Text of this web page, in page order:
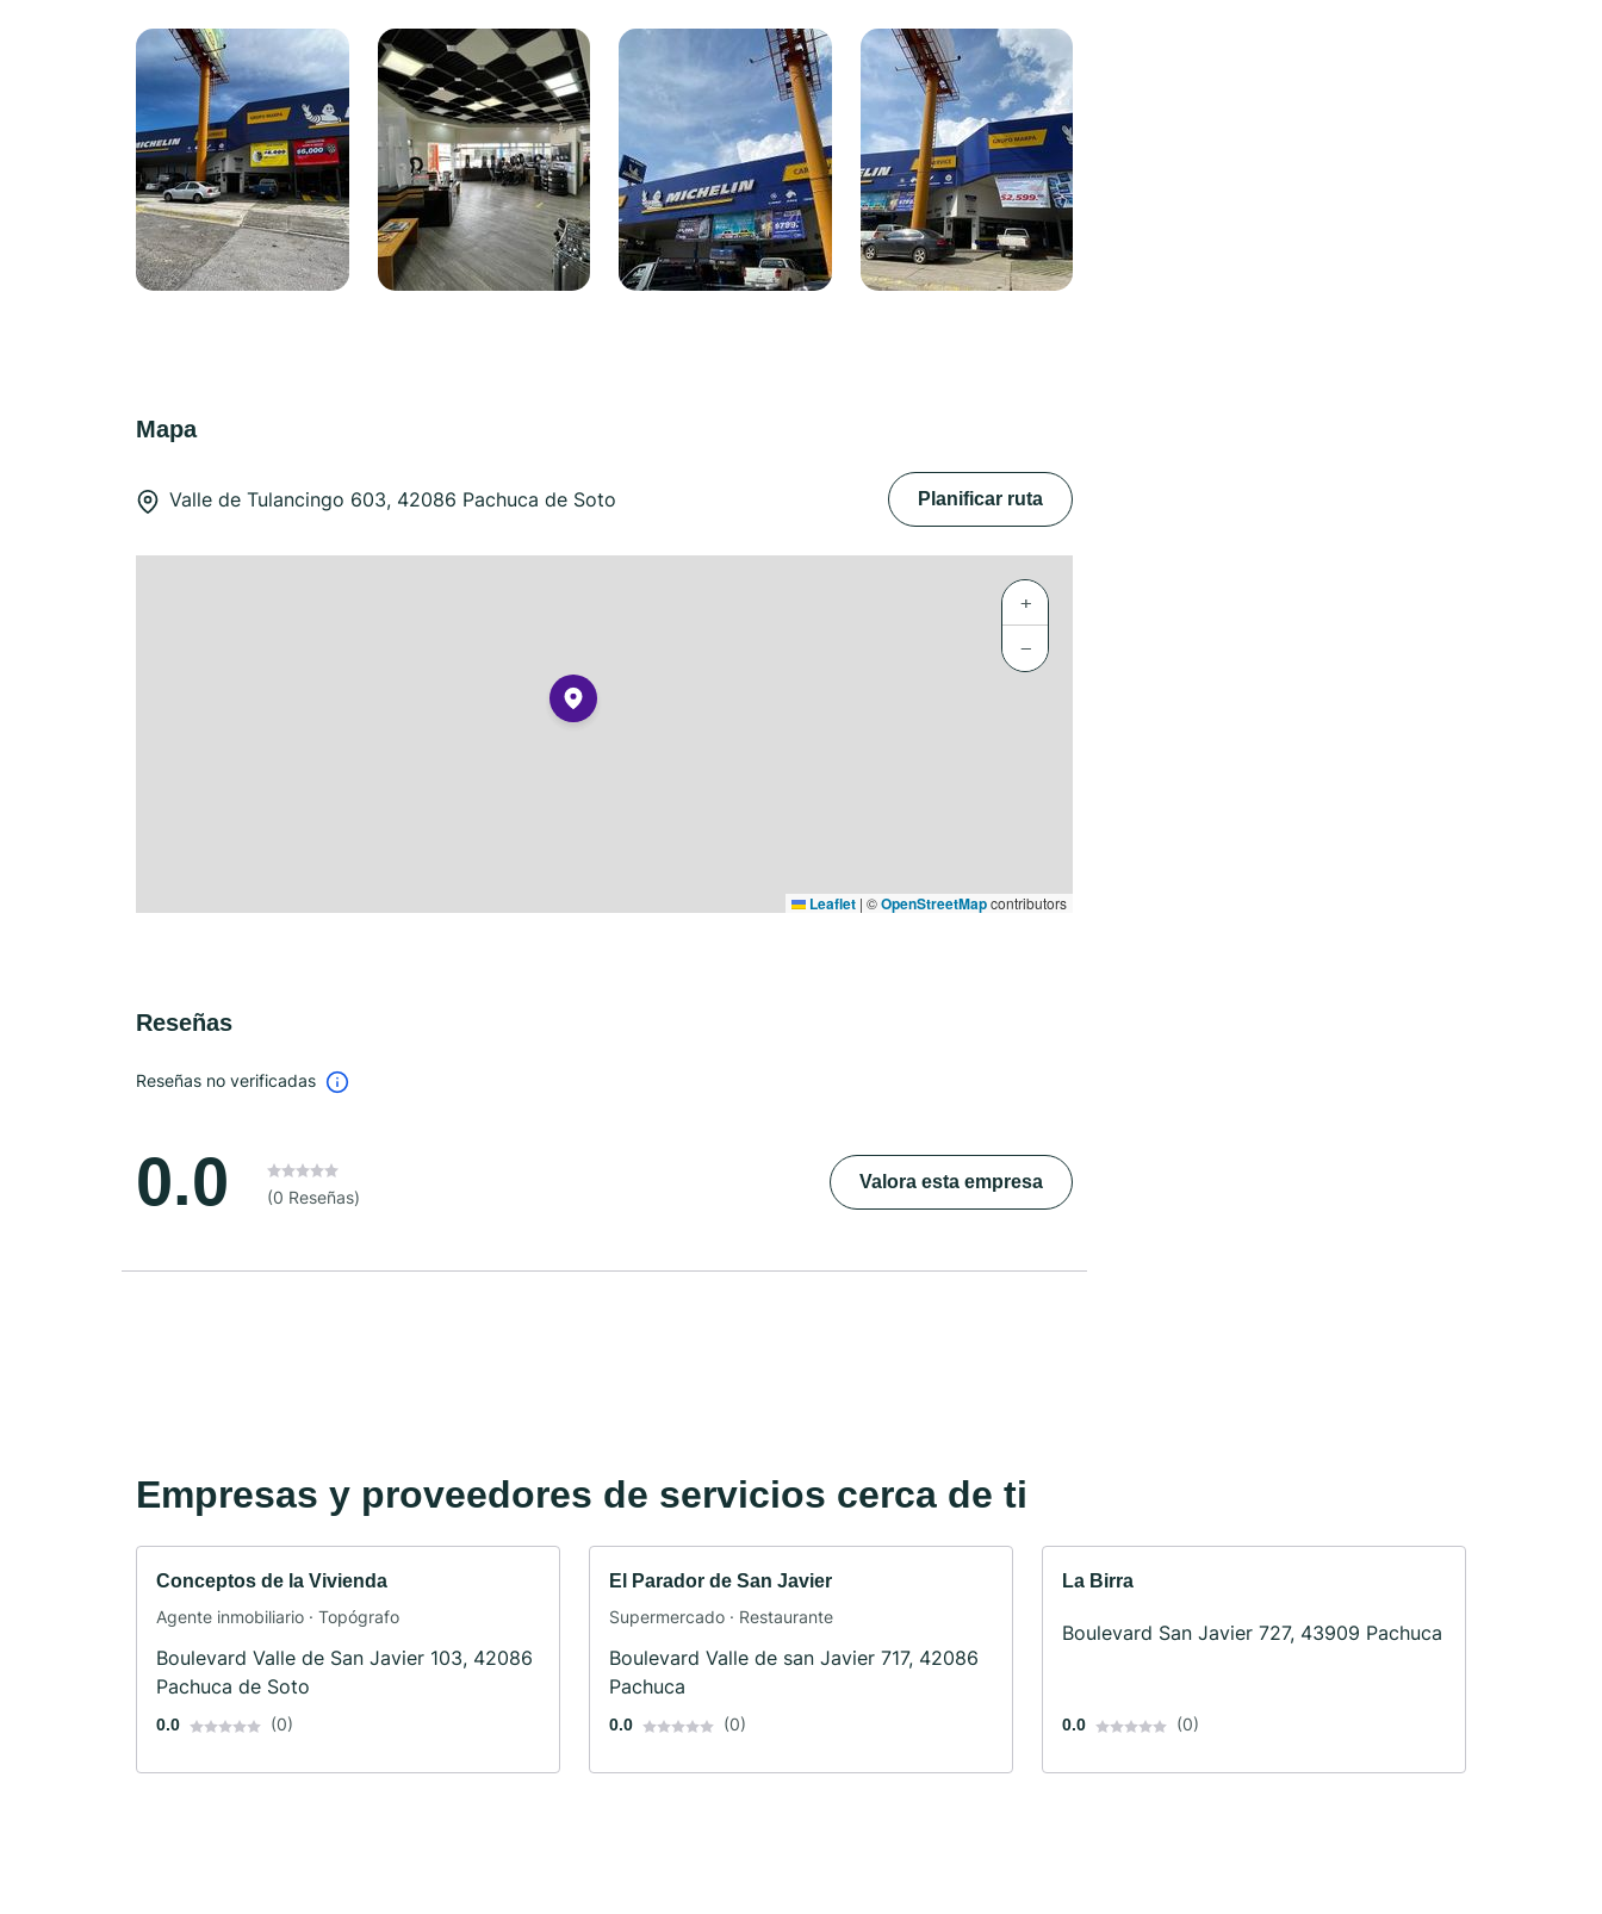
Mapa
Valle de Tulancingo 603, 42086 Pachuca de Soto Planificar ruta
+
−
Leaflet | ©OpenStreetMapcontributors
Reseñas
Reseñas no verificadas
0.0 (0 Reseñas)
Valora esta empresa
Empresas y proveedores de servicios cerca de ti
Conceptos de la Vivienda
Agente inmobiliario · Topógrafo
Boulevard Valle de San Javier 103, 42086
Pachuca de Soto
0.0 (0)
El Parador de San Javier
Supermercado · Restaurante
Boulevard Valle de san Javier 717, 42086
Pachuca
0.0 (0)
La Birra
Boulevard San Javier 727, 43909 Pachuca
0.0 (0)